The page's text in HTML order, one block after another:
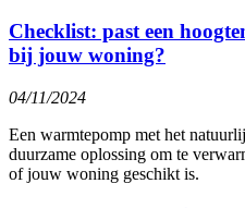
Checklist: past een
bij jouw woning?
04/11/2024
Een warmtepomp met het
duurzame oplossing om te
of jouw woning geschikt is.